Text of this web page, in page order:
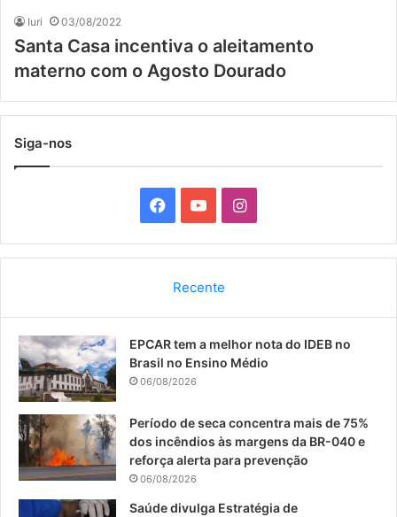
Iuri 03/08/2022
Santa Casa incentiva o aleitamento
materno com o Agosto Dourado
Siga-nos
a
b
o
o
k
o
u
e
I
n
a
r
a
Recente
EPCAR tem a melhor nota do IDEB no
Brasil no Ensino Médio
06/08/2026
Período de seca concentra mais de 75%
dos incêndios às margens da BR-040 e
reforça alerta para prevenção
06/08/2026
Saúde divulga Estratégia de